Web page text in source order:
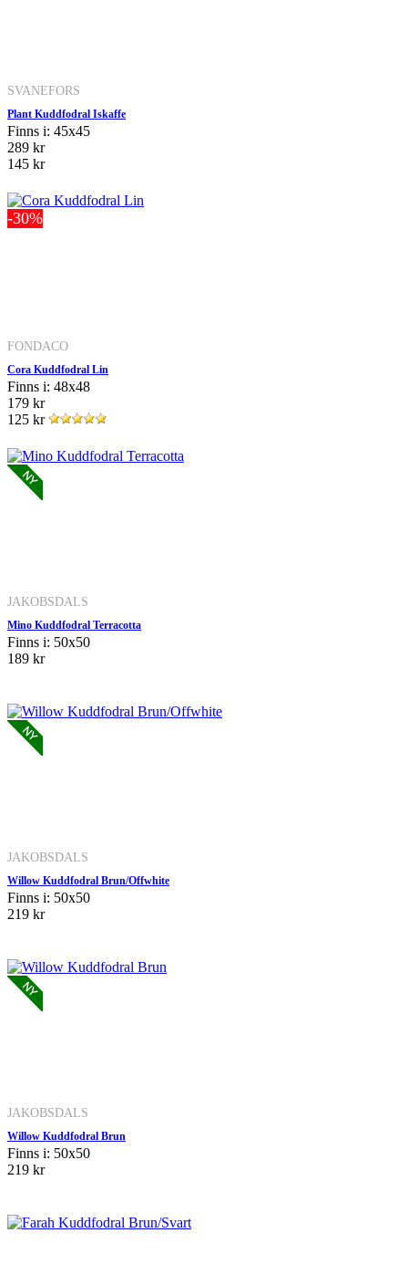
SVANEFORS
Plant Kuddfodral Iskaffe
Finns i: 45x45
289 kr
145 kr
-30%
FONDACO
Cora Kuddfodral Lin
Finns i: 48x48
179 kr
125 kr
JAKOBSDALS
Mino Kuddfodral Terracotta
Finns i: 50x50
189 kr
JAKOBSDALS
Willow Kuddfodral Brun/Offwhite
Finns i: 50x50
219 kr
JAKOBSDALS
Willow Kuddfodral Brun
Finns i: 50x50
219 kr